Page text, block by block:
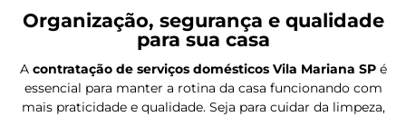
Organização, segurança e qualidade
para sua casa
A contratação de serviços domésticos Vila Mariana SPé
essencial para manter a rotina da casa funcionando com
mais praticidade e qualidade. Seja para cuidar da limpeza,